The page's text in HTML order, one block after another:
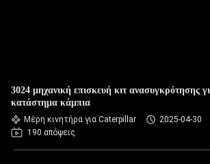
3024 μηχανική επισκευή κιτ ανασυγκρότησης
κατάστημα κάμπια
Μέρη κινητήρα για Caterpillar
2025-04-30
190 απόψεις